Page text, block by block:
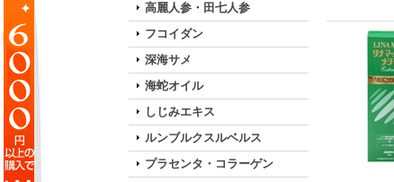
高麗人参・田七人参
フコイダン
深海サメ
海蛇オイル
しじみエキス
ルンブルクスルベルス
プラセンタ・コラーゲン